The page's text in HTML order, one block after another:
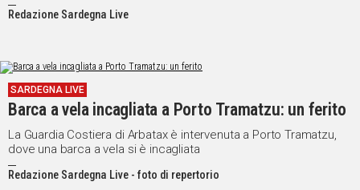
EVENTI
VIDEO
UNISCITI
Redazione Sardegna Live
SARDEGNA LIVE
Barca a vela incagliata a Porto Tramatzu: un ferito
La Guardia Costiera di Arbatax è intervenuta a Porto Tramatzu,
dove una barca a vela si è incagliata
Redazione Sardegna Live - foto di repertorio